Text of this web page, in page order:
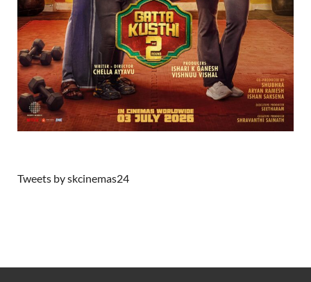
Tweets by skcinemas24